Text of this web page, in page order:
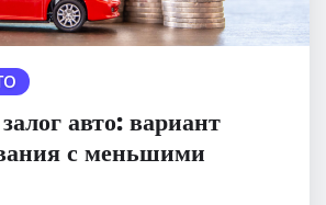
авто: вариант
с меньшими